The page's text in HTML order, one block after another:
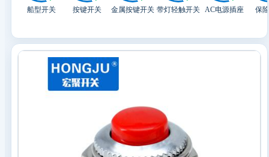
船型开关 按键开关 金属按键开关 带灯轻触开关 AC电源插座 保